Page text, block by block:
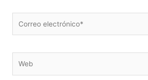
electrónico*